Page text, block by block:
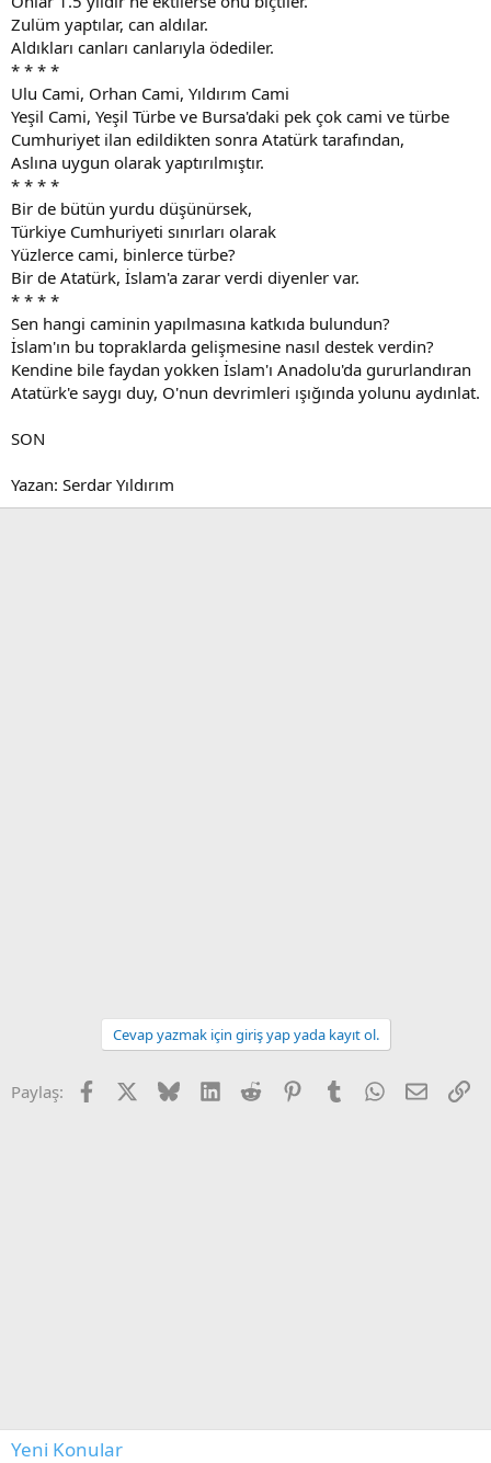
Zulüm yaptılar, can aldılar.
Aldıkları canları canlarıyla ödediler.
* * * *
Ulu Cami, Orhan Cami, Yıldırım Cami
Yeşil Cami, Yeşil Türbe ve Bursa'daki pek çok cami ve türbe
Cumhuriyet ilan edildikten sonra Atatürk tarafından,
Aslına uygun olarak yaptırılmıştır.
* * * *
Bir de bütün yurdu düşünürsek,
Türkiye Cumhuriyeti sınırları olarak
Yüzlerce cami, binlerce türbe?
Bir de Atatürk, İslam'a zarar verdi diyenler var.
* * * *
Sen hangi caminin yapılmasına katkıda bulundun?
İslam'ın bu topraklarda gelişmesine nasıl destek verdin?
Kendine bile faydan yokken İslam'ı Anadolu'da gururlandıran
Atatürk'e saygı duy, O'nun devrimleri ışığında yolunu aydınlat.
SON
Yazan: Serdar Yıldırım
Cevap yazmak için giriş yap yada kayıt ol.
Paylaş: FacebookX (Twitter)
BlueskyLinkedInReddit PinterestTumblr WhatsApp
E-posta
Yeni Konular